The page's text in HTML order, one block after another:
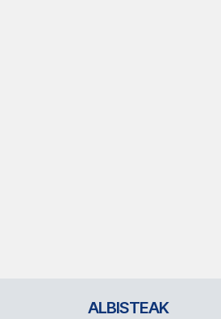
ALBISTEAK